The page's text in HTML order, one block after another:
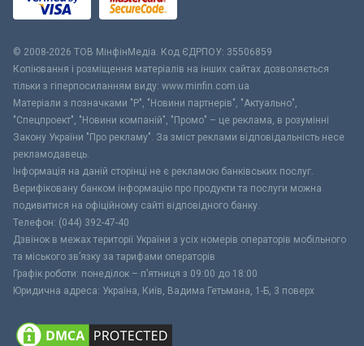
© 2008-2026 ТОВ МiнфiнМедiа. Код ЄДРПОУ: 35506859
Копіювання і розміщення матеріалів на інших сайтах дозволяється
тільки з гіперпосиланням виду: www.minfin.com.ua
Матеріали з позначками "Р", "Новини партнерів", "Актуально",
"Спецпроект", "Новини компаній", "Промо" – це реклама, в розумінні
Закону України "Про рекламу". За зміст реклами відповідальність несе
рекламодавець.
Інформація на даній сторінці не є рекламою банківських послуг.
Верифіковану банком інформацію про продукти та послуги можна
подивитися на офіційному сайті відповідного банку.
Телефон: (044) 392-47-40
Дзвінок в межах території України з усіх номерів операторів мобільного
та міського зв’язку за тарифами операторів
Графік роботи: понеділок – п’ятниця з 09:00 до 18:00
Юридична адреса: Україна, Київ, Вадима Гетьмана, 1-Б, 3 поверх